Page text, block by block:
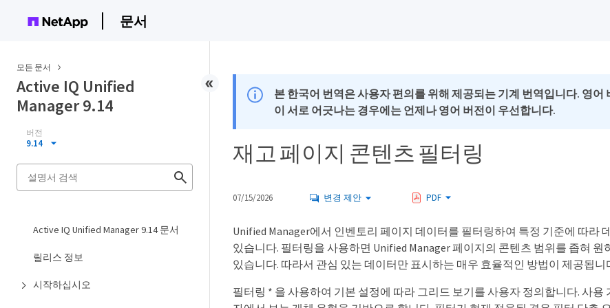
문서
모든 문서
Active IQ Unified
Manager 9.14
버전
9.14
Active IQ Unified Manager 9.14 문서
릴리스 정보
시작하십시오
본 한국어 번역은 사용자 편의를 위해 제공되는 기계 번역입니다. 영어
이 서로 어긋나는 경우에는 언제나 영어 버전이 우선합니다.
재고 페이지 콘텐츠 필터링
07/15/2026 변경 제안 PDF
Unified Manager에서 인벤토리 페이지 데이터를 필터링하여 특정 기준에 따라
있습니다. 필터링을 사용하면 Unified Manager 페이지의 콘텐츠 범위를 좁혀 원
있습니다. 따라서 관심 있는 데이터만 표시하는 매우 효율적인 방법이 제공됩니
필터링 * 을 사용하여 기본 설정에 따라 그리드 보기를 사용자 정의합니다. 사용